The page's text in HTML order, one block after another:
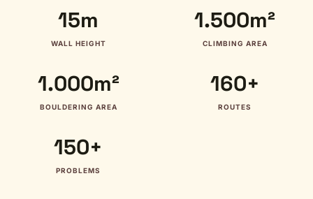
15m
WALL HEIGHT
1.500m²
CLIMBING AREA
1.000m²
BOULDERING AREA
160+
ROUTES
150+
PROBLEMS